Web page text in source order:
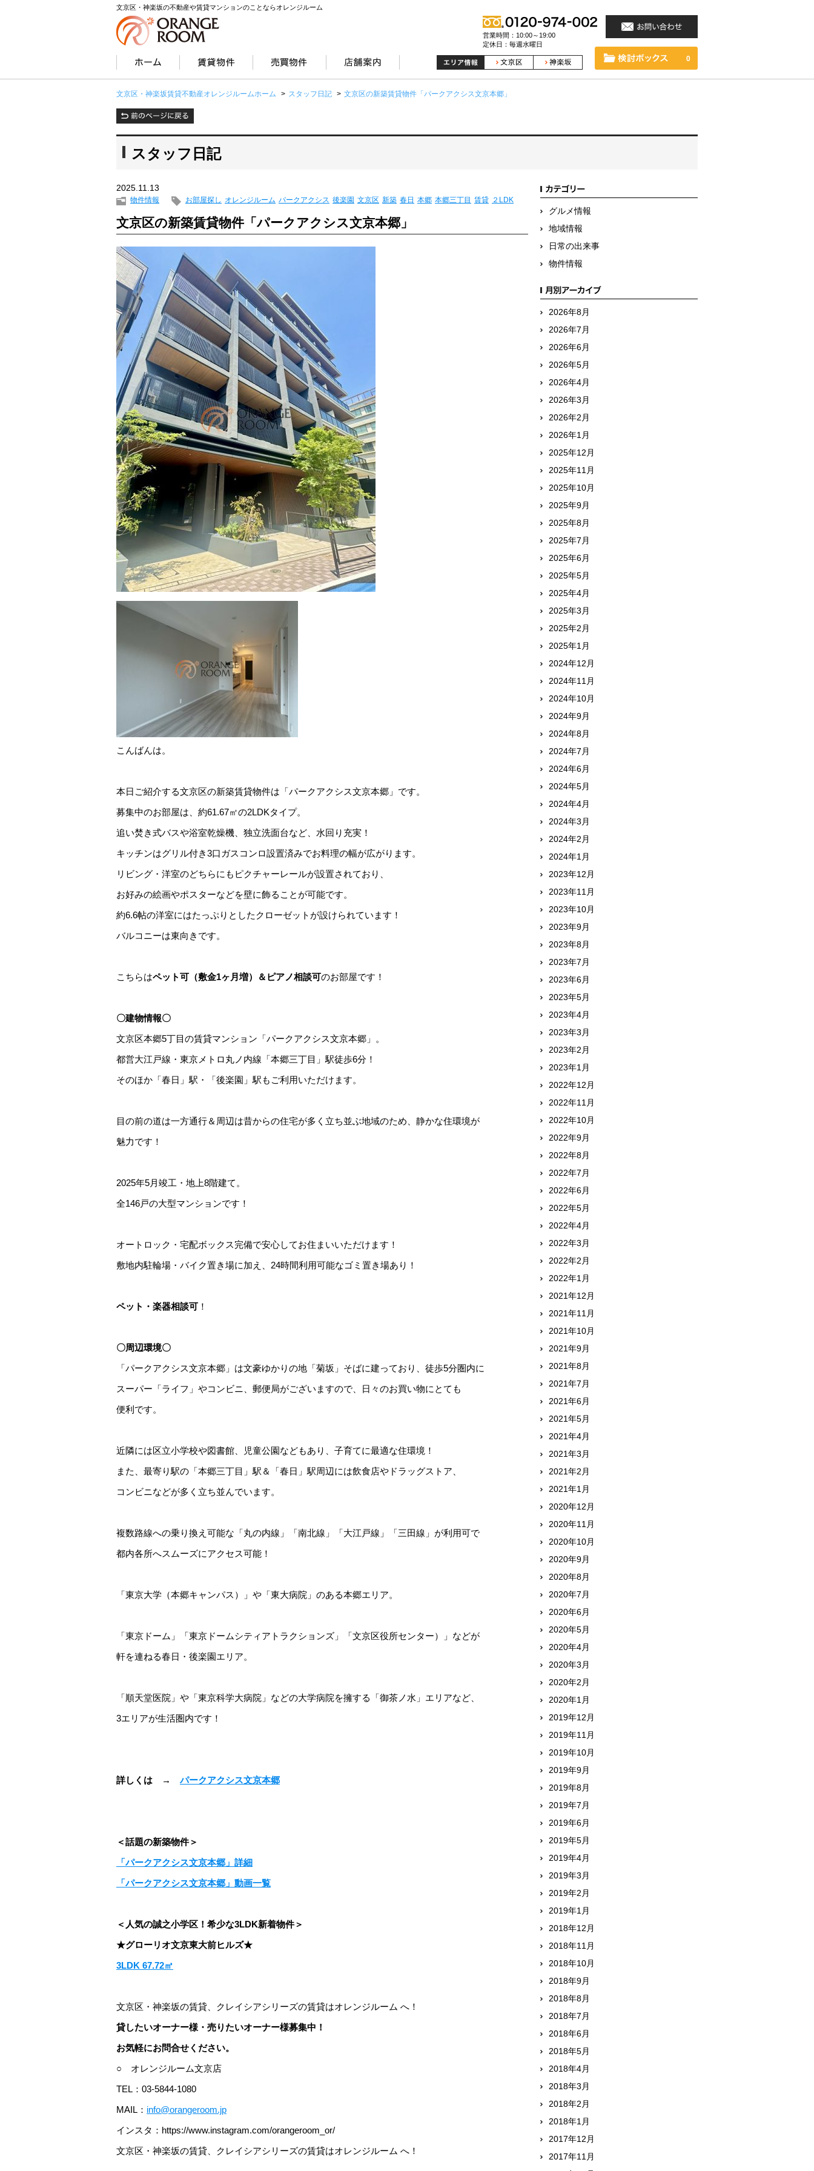
文京区・神楽坂の不動産や賃貸マンションのことならオレンジルーム
営業時間：10:00～19:00
定休日：毎週水曜日
0
文京区・神楽坂賃貸不動産オレンジルームホーム > スタッフ日記 > 文京区の新築賃貸物件「パークアクシス文京本郷」
スタッフ日記
2025.11.13
物件情報 お部屋探し オレンジルーム パークアクシス 後楽園 文京区 新築 春日 本郷 本郷三丁目 賃貸 ２LDK
文京区の新築賃貸物件「パークアクシス文京本郷」
こんばんは。
本日ご紹介する文京区の新築賃貸物件は「パークアクシス文京本郷」です。
募集中のお部屋は、約61.67㎡の2LDKタイプ。
追い焚き式バスや浴室乾燥機、独立洗面台など、水回り充実！
キッチンはグリル付き3口ガスコンロ設置済みでお料理の幅が広がります。
リビング・洋室のどちらにもピクチャーレールが設置されており、
お好みの絵画やポスターなどを壁に飾ることが可能です。
約6.6帖の洋室にはたっぷりとしたクローゼットが設けられています！
バルコニーは東向きです。
こちらはペット可（敷金1ヶ月増）＆ピアノ相談可のお部屋です！
〇建物情報〇
文京区本郷5丁目の賃貸マンション「パークアクシス文京本郷」。
都営大江戸線・東京メトロ丸ノ内線「本郷三丁目」駅徒歩6分！
そのほか「春日」駅・「後楽園」駅もご利用いただけます。
目の前の道は一方通行＆周辺は昔からの住宅が多く立ち並ぶ地域のため、静かな住環境が
魅力です！
2025年5月竣工・地上8階建て。
全146戸の大型マンションです！
オートロック・宅配ボックス完備で安心してお住まいいただけます！
敷地内駐輪場・バイク置き場に加え、24時間利用可能なゴミ置き場あり！
ペット・楽器相談可 ！
〇周辺環境〇
「パークアクシス文京本郷」は文豪ゆかりの地「菊坂」そばに建っており、徒歩5分圏内に
スーパー「ライフ」やコンビニ、郵便局がございますので、日々のお買い物にとても
便利です。
近隣には区立小学校や図書館、児童公園などもあり、子育てに最適な住環境！
また、最寄り駅の「本郷三丁目」駅＆「春日」駅周辺には飲食店やドラッグストア、
コンビニなどが多く立ち並んでいます。
複数路線への乗り換え可能な「丸の内線」「南北線」「大江戸線」「三田線」が利用可で
都内各所へスムーズにアクセス可能！
「東京大学（本郷キャンパス）」や「東大病院」のある本郷エリア。
「東京ドーム」「東京ドームシティアトラクションズ」「文京区役所センター）」などが
軒を連ねる春日・後楽園エリア。
「順天堂医院」や「東京科学大病院」などの大学病院を擁する「御茶ノ水」エリアなど、
3エリアが生活圏内です！
詳しくは →パークアクシス文京本郷
＜話題の新築物件＞
「パークアクシス文京本郷」詳細
「パークアクシス文京本郷」動画一覧
＜人気の誠之小学区！希少な3LDK新着物件＞
★グローリオ文京東大前ヒルズ★
3LDK 67.72㎡
文京区・神楽坂の賃貸、クレイシアシリーズの賃貸はオレンジルーム へ！
貸したいオーナー様・売りたいオーナー様募集中！
お気軽にお問合せください。
○ オレンジルーム文京店
TEL：03-5844-1080
MAIL： info@orangeroom.jp
インスタ：https://www.instagram.com/orangeroom_or/
文京区・神楽坂の賃貸、クレイシアシリーズの賃貸はオレンジルーム へ！
グルメ情報
地域情報
日常の出来事
物件情報
2026年8月
2026年7月
2026年6月
2026年5月
2026年4月
2026年3月
2026年2月
2026年1月
2025年12月
2025年11月
2025年10月
2025年9月
2025年8月
2025年7月
2025年6月
2025年5月
2025年4月
2025年3月
2025年2月
2025年1月
2024年12月
2024年11月
2024年10月
2024年9月
2024年8月
2024年7月
2024年6月
2024年5月
2024年4月
2024年3月
2024年2月
2024年1月
2023年12月
2023年11月
2023年10月
2023年9月
2023年8月
2023年7月
2023年6月
2023年5月
2023年4月
2023年3月
2023年2月
2023年1月
2022年12月
2022年11月
2022年10月
2022年9月
2022年8月
2022年7月
2022年6月
2022年5月
2022年4月
2022年3月
2022年2月
2022年1月
2021年12月
2021年11月
2021年10月
2021年9月
2021年8月
2021年7月
2021年6月
2021年5月
2021年4月
2021年3月
2021年2月
2021年1月
2020年12月
2020年11月
2020年10月
2020年9月
2020年8月
2020年7月
2020年6月
2020年5月
2020年4月
2020年3月
2020年2月
2020年1月
2019年12月
2019年11月
2019年10月
2019年9月
2019年8月
2019年7月
2019年6月
2019年5月
2019年4月
2019年3月
2019年2月
2019年1月
2018年12月
2018年11月
2018年10月
2018年9月
2018年8月
2018年7月
2018年6月
2018年5月
2018年4月
2018年3月
2018年2月
2018年1月
2017年12月
2017年11月